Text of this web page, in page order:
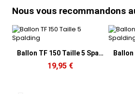
Nous vous recommandons
Aperçu rapide Ballon TF 150 Taille 5 Spalding
19,95 €